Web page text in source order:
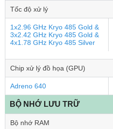
Tốc độ xử lý
1x2.96 GHz Kryo 485 Gold &
3x2.42 GHz Kryo 485 Gold &
4x1.78 GHz Kryo 485 Silver
Chip xử lý đồ họa (GPU)
Adreno 640
BỘ NHỚ LƯU TRỮ
Bộ nhớ RAM